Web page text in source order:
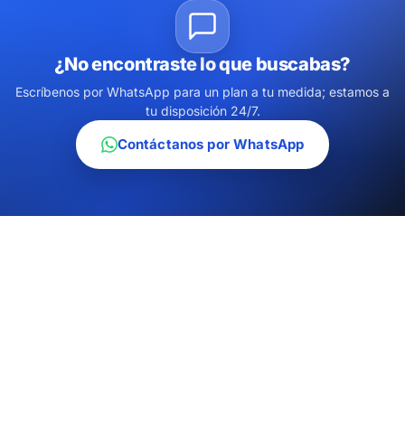
¿No encontraste lo que buscabas?
Escríbenos por WhatsApp para un plan a tu medida; estamos a
tu disposición 24/7.
Contáctanos por WhatsApp